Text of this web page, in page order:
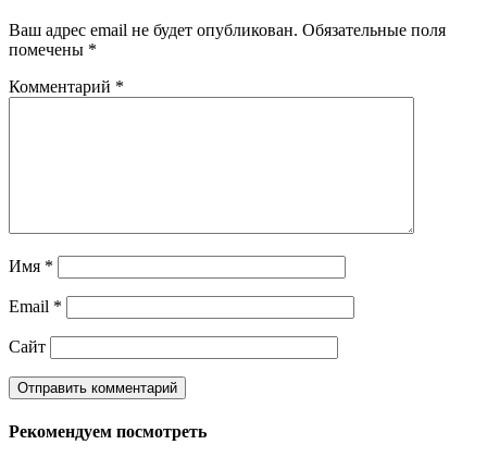
Ваш адрес email не будет опубликован. Обязательные поля
помечены *
Комментарий *
Имя *
Email *
Сайт
Рекомендуем посмотреть